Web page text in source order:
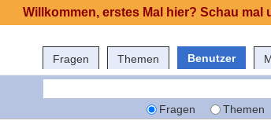
Fragen Themen Benutzer
Fragen Themen
Willkommen, erstes Mal hier? Schau mal